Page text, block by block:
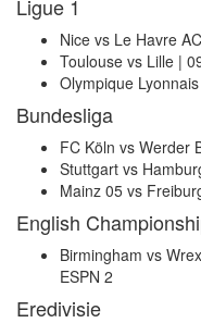
Ligue 1
Nice vs Le Havre
Toulouse vs Lille |
Olympique
Bundesliga
FC Köln vs Werder
Stuttgart vs
Mainz 05 vs
English
Birmingham vs
ESPN 2
Eredivisie